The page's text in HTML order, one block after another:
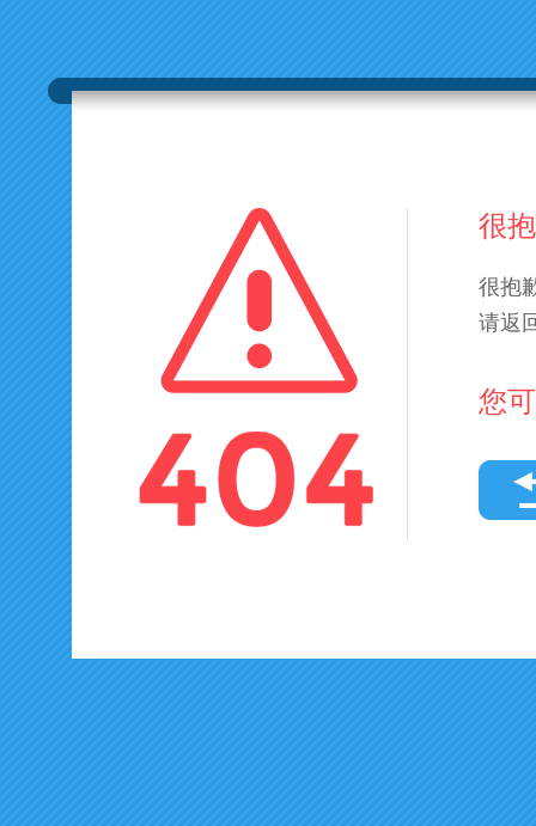
很
很抱
请返
您